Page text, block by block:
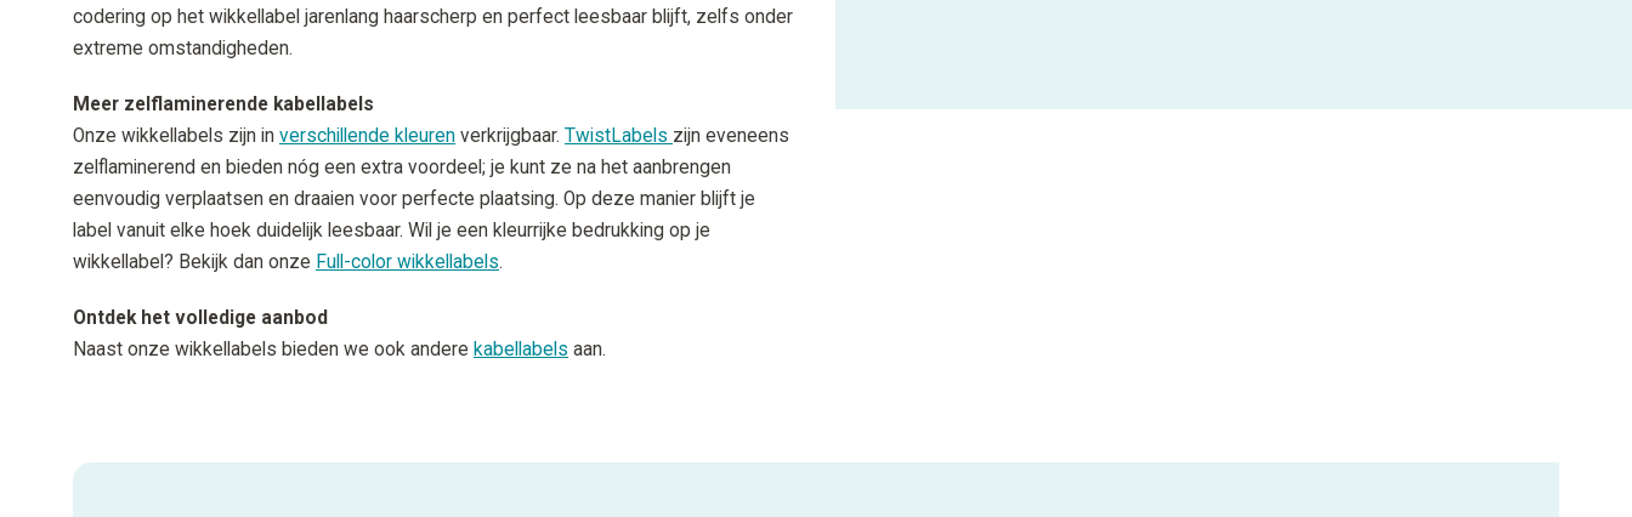
codering op het wikkellabel jarenlang haarscherp en perfect leesbaar blijft, zelfs onder
extreme omstandigheden.
Meer zelflaminerende kabellabels
Onze wikkellabels zijn in verschillende kleuren verkrijgbaar. TwistLabels zijn eveneens
zelflaminerend en bieden nóg een extra voordeel; je kunt ze na het aanbrengen
eenvoudig verplaatsen en draaien voor perfecte plaatsing. Op deze manier blijft je
label vanuit elke hoek duidelijk leesbaar. Wil je een kleurrijke bedrukking op je
wikkellabel? Bekijk dan onze Full-color wikkellabels.
Ontdek het volledige aanbod
Naast onze wikkellabels bieden we ook andere kabellabels aan.